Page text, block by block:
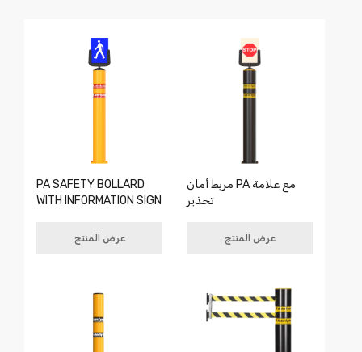
PA SAFETY BOLLARD
WITH INFORMATION SIGN
عرض المنتج
مربط أمان PA مع علامة
تحذير
عرض المنتج